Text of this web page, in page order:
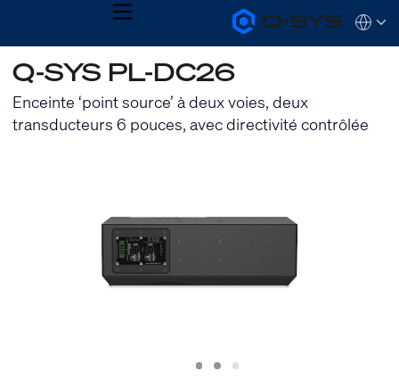
Q-
SYS
Products
Homepage
MENU
QSYS.com (English)
India (English)
Deutsch
Español
Français
Q-SYS PL-DC26
Enceinte ‘point source’ à deux voies, deux
transducteurs 6 pouces, avec directivité contrôlée
Slide
1 Slide
2 Slide
3